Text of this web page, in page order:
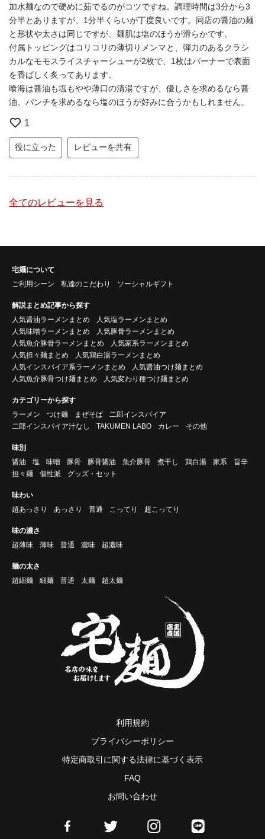
加水麺なので硬めに茹でるのがコツですね。調理時間は3分から3
分半とありますが、1分半くらいが丁度良いです。同店の醤油の麺
と形状や太さは同じですが、麺肌は塩のほうが滑らかです。
付属トッピングはコリコリの薄切りメンマと、弾力のあるクラシ
カルなモモスライスチャーシューが2枚で、1枚はバーナーで表面
を香ばしく炙ってあります。
喰海は醤油も塩もやや薄口の清湯ですが、優しさを求めるなら醤
油、パンチを求めるなら塩のほうが好みに合うかもしれません。
1
役に立った レビューを共有
全てのレビューを見る
宅麺について
ご利用シーン
私達のこだわり ソーシャルギフト
解説まとめ記事から探す
人気醤油ラーメンまとめ
人気塩ラーメンまとめ
人気味噌ラーメンまとめ
人気豚骨ラーメンまとめ
人気魚介豚骨ラーメンまとめ
人気家系ラーメンまとめ
人気担々麺まとめ
人気鶏白湯ラーメンまとめ
人気インスパイア系ラーメンまとめ
人気醤油つけ麺まとめ
人気魚介豚骨つけ麺まとめ
人気変わり種つけ麺まとめ
カテゴリーから探す
ラーメン
つけ麺 まぜそば
二郎インスパイア
二郎インスパイア汁なし
TAKUMEN LABO カレー その他
味別
醤油
塩 味噌 豚骨 豚骨醤油 魚介豚骨 煮干し 鶏白湯 家系
旨辛
担々麺
個性派 グッズ・セット
味わい
超あっさり
あっさり 普通 こってり 超こってり
味の濃さ
超薄味
薄味 普通 濃味 超濃味
麺の太さ
超細麺
細麺 普通 太麺 超太麺
利用規約
プライバシーポリシー
特定商取引に関する法律に基づく表示
FAQ
お問い合わせ